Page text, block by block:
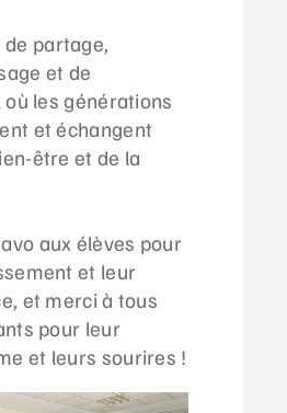
partage,
et de
les générations
et échangent
être et de la
aux élèves pour
et leur
et merci à tous
pour leur
et leurs sourires !